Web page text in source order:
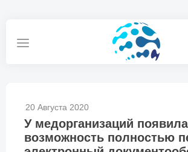
20 Августа 2020
У медорганизаций
возможность полностью